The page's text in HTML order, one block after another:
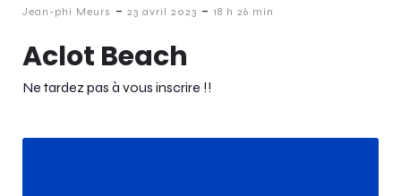
Jean-phi Meurs - 23 avril 2023 - 18 h 26 min
Aclot Beach
Ne tardez pas à vous inscrire !!